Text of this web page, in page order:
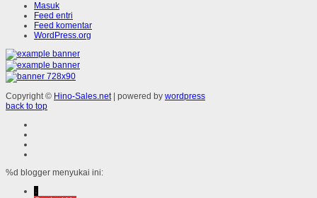
Masuk
Feed entri
Feed komentar
WordPress.org
Copyright © Hino-Sales.net| powered by wordpress
back to top
%d blogger menyukai ini:
↓